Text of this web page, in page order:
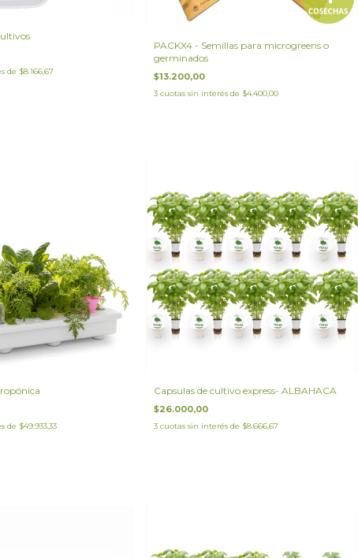
de $8.166,67
PACKX4 - Semillas para microgreens o
germinados
$13.200,00
3 cuotas sin interés de $4.400,00
de $49.933,33
Capsulas de cultivo express- ALBAHACA
$26.000,00
3 cuotas sin interés de $8.666,67